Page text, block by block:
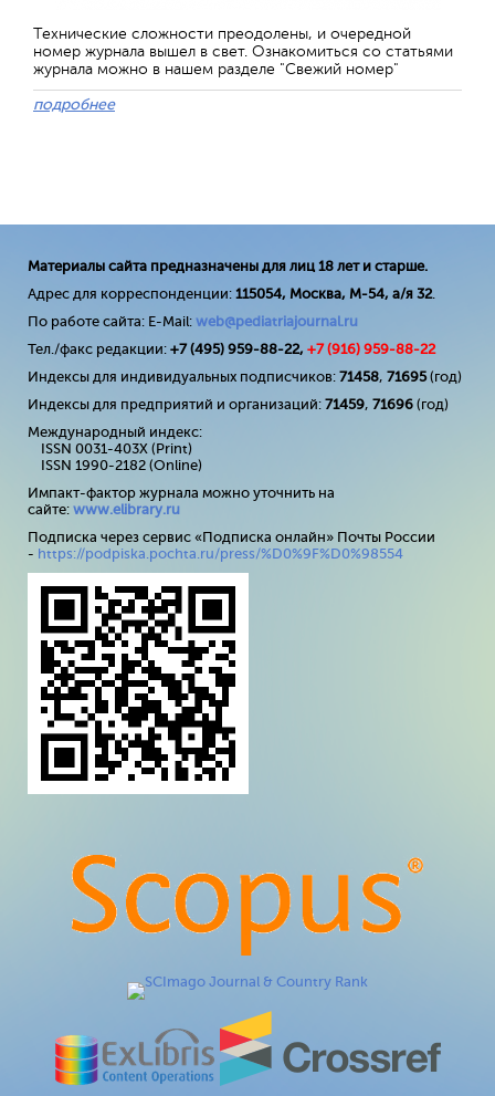
Технические сложности преодолены, и очередной
номер журнала вышел в свет. Ознакомиться со статьями
журнала можно в нашем разделе "Свежий номер"
подробнее
Материалы сайта предназначены для лиц 18 лет и старше.
Адрес для корреспонденции: 115054, Москва, М-54, а/я 32.
По работе сайта: E-Mail: web@pediatriajournal.ru
Тел./факс редакции: +7 (495) 959-88-22, +7 (916) 959-88-22
Индексы для индивидуальных подписчиков: 71458, 71695(год)
Индексы для предприятий и организаций: 71459, 71696 (год)
Международный индекс:
ISSN 0031-403X (Print)
ISSN 1990-2182 (Online)
Импакт-фактор журнала можно уточнить на
сайте: www.elibrary.ru
Подписка через сервис «Подписка онлайн» Почты России
- https://podpiska.pochta.ru/press/%D0%9F%D0%98554